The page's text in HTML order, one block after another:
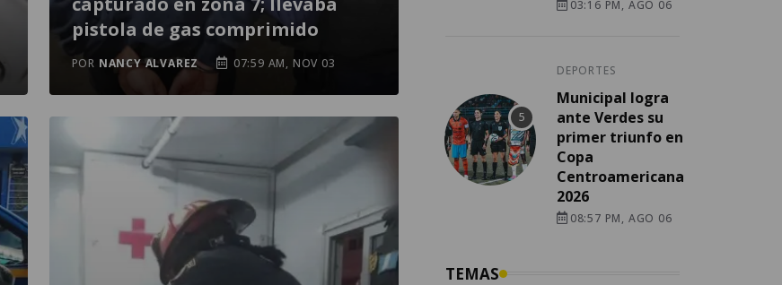
pistola de gas comprimido
POR NANCY ALVAREZ 07:59 AM, NOV 03
03:16 PM, AGO 06
DEPORTES
Municipal logra
ante Verdes su
primer triunfo en
Copa
Centroamericana
2026
08:57 PM, AGO 06
TEMAS